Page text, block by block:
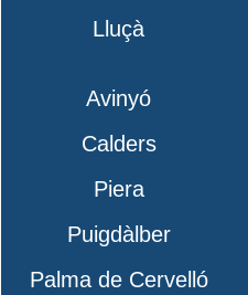
Lluçà
Avinyó
Calders
Piera
Puigdàlber
Palma de Cervelló